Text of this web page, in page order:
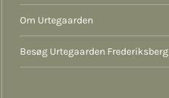
Om Urtegaarden
Besøg Urtegaarden Frederiksberg